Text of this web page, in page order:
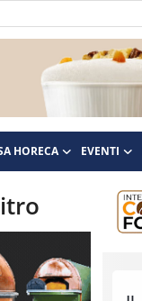
HORECA EVENTI